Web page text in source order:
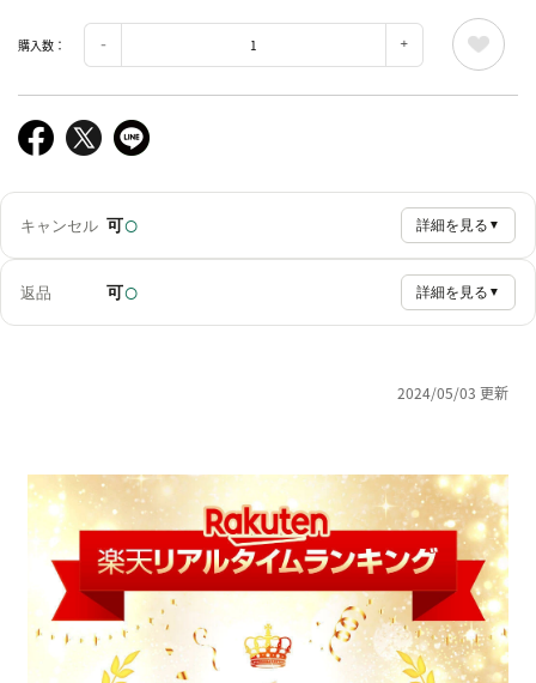
購入数：
キャンセル 可○ 詳細を見る ▼
返品 可○ 詳細を見る ▼
2024/05/03 更新